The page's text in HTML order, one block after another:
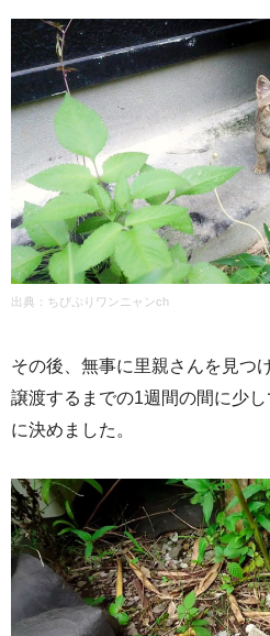
出典： ちびぷりワンニャンch
その後、無事に里親さんを見つ
譲渡するまでの1週間の間に少
に決めました。